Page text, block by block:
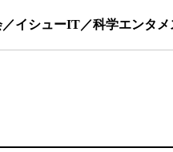
イシューIT／科学エンタメ